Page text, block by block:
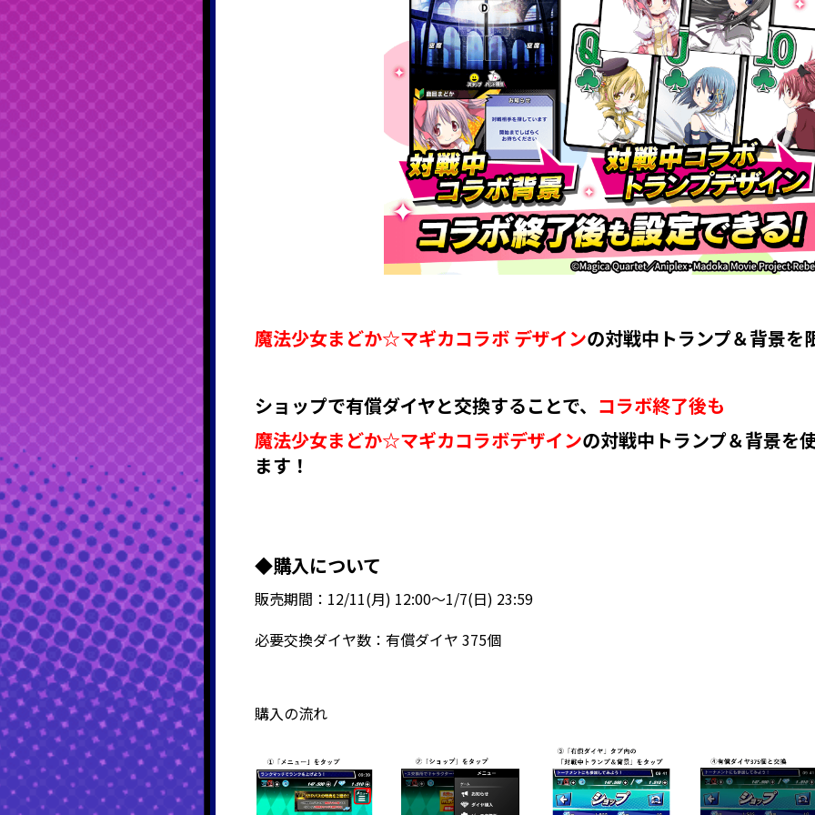
魔法少女まどか☆マギカコラボ デザインの対戦中トランプ＆背景を
ショップで有償ダイヤと交換することで、 コラボ終了後も
魔法少女まどか☆マギカコラボデザインの対戦中トランプ＆背景を
ます！
◆購入について
販売期間：12/11(月) 12:00～1/7(日) 23:59
必要交換ダイヤ数：有償ダイヤ 375個
購入の流れ